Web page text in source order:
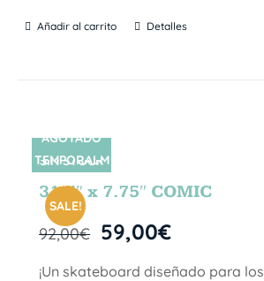
Añadir al carrito Detalles
SIN STOCK
SALE!
AGOTADO
TEMPORALM
ENTE
31.5″ x 7.75″ COMIC
92,00€ 59,00€
¡Un skateboard diseñado para los